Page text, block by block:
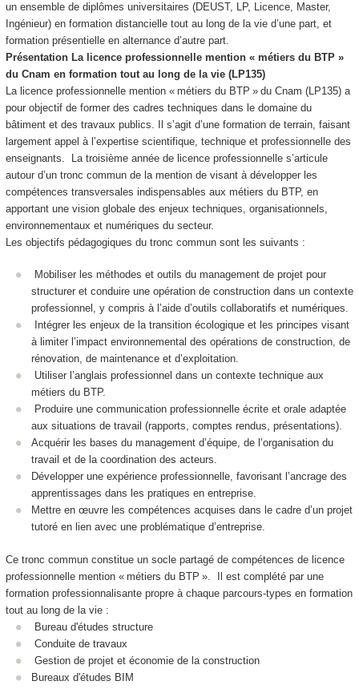
un ensemble de diplômes universitaires (DEUST, LP, Licence, Master,
Ingénieur) en formation distancielle tout au long de la vie d’une part, et
formation présentielle en alternanced’autre part.
Présentation La licence professionnelle mention « métiers du BTP »
du Cnam en formation tout au long de la vie (LP135)
La licence professionnelle mention « métiers du BTP » du Cnam (LP135) a
pour objectif de former des cadres techniques dans le domaine du
bâtiment et des travaux publics. Il s’agit d’une formation de terrain, faisant
largement appel à l’expertise scientifique, technique et professionnelle des
enseignants. La troisième année de licence professionnelle s’articule
autour d’un tronc commun de la mention de visant à développer les
compétences transversales indispensables aux métiers du BTP, en
apportant une vision globale des enjeux techniques, organisationnels,
environnementaux et numériques du secteur.
Les objectifs pédagogiques du tronc commun sont les suivants :
Mobiliser les méthodes et outils du management de projet pour
structurer et conduire une opération de construction dans un contexte
professionnel, y compris à l’aide d’outils collaboratifs et numériques.
Intégrer les enjeux de la transition écologique et les principes visant
à limiter l’impact environnemental des opérations de construction, de
rénovation, de maintenance et d’exploitation.
Utiliser l’anglais professionnel dans un contexte technique aux
métiers du BTP.
Produire une communication professionnelle écrite et orale adaptée
aux situations de travail (rapports, comptes rendus, présentations).
Acquérir les bases du management d’équipe, de l’organisation du
travail et de la coordination des acteurs.
Développer une expérience professionnelle, favorisant l’ancrage des
apprentissages dans les pratiques en entreprise.
Mettre en œuvre les compétences acquises dans le cadre d’un projet
tutoré en lien avec une problématique d’entreprise.
Ce tronc commun constitue un socle partagé de compétences de licence
professionnelle mention « métiers du BTP ». Il est complété par une
formation professionnalisante propre à chaque parcours-types en formation
tout au long de la vie :
Bureau d'études structure
Conduite de travaux
Gestion de projet et économie de la construction
Bureaux d'études BIM